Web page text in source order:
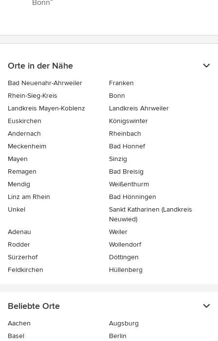
Bonn”
Orte in der Nähe
Bad Neuenahr-Ahrweiler
Franken
Rhein-Sieg-Kreis
Bonn
Landkreis Mayen-Koblenz
Landkreis Ahrweiler
Euskirchen
Königswinter
Andernach
Rheinbach
Meckenheim
Bad Honnef
Mayen
Sinzig
Remagen
Bad Breisig
Mendig
Weißenthurm
Linz am Rhein
Bad Hönningen
Unkel
Sankt Katharinen (Landkreis
Neuwied)
Adenau
Weiler
Rodder
Wollendorf
Sürzerhof
Döttingen
Feldkirchen
Hüllenberg
Beliebte Orte
Aachen
Augsburg
Basel
Berlin